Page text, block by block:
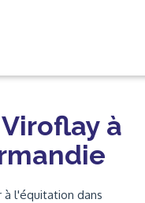
à
à l'équitation dans